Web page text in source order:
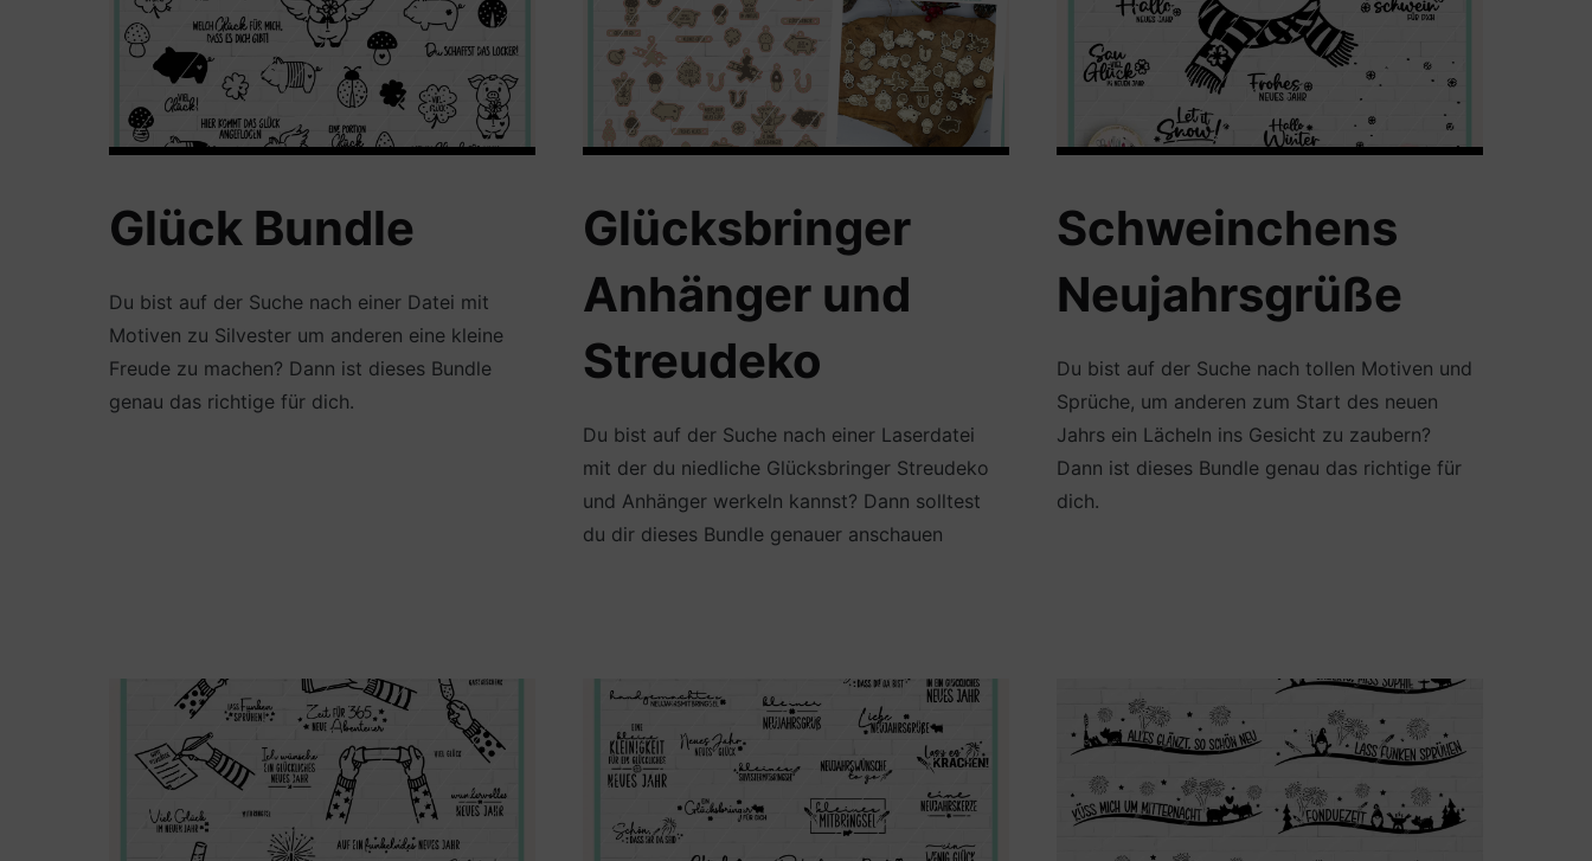
Glück Bundle
Du bist auf der Suche nach einer Datei mit
Motiven zu Silvester um anderen eine kleine
Freude zu machen? Dann ist dieses Bundle
genau das richtige für dich.
Glücksbringer
Anhänger und
Streudeko
Du bist auf der Suche nach einer Laserdatei
mit der du niedliche Glücksbringer Streudeko
und Anhänger werkeln kannst? Dann solltest
du dir dieses Bundle genauer anschauen
Schweinchens
Neujahrsgrüße
Du bist auf der Suche nach tollen Motiven und
Sprüche, um anderen zum Start des neuen
Jahrs ein Lächeln ins Gesicht zu zaubern?
Dann ist dieses Bundle genau das richtige für
dich.